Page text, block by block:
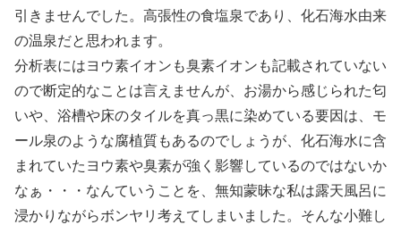
引きませんでした。高張性の食塩泉であり、化石海水由来
の温泉だと思われます。
分析表にはヨウ素イオンも臭素イオンも記載されていない
ので断定的なことは言えませんが、お湯から感じられた匂
いや、浴槽や床のタイルを真っ黒に染めている要因は、モ
ール泉のような腐植質もあるのでしょうが、化石海水に含
まれていたヨウ素や臭素が強く影響しているのではないか
なぁ・・・なんていうことを、無知蒙昧な私は露天風呂に
浸かりながらボンヤリ考えてしまいました。そんな小難し